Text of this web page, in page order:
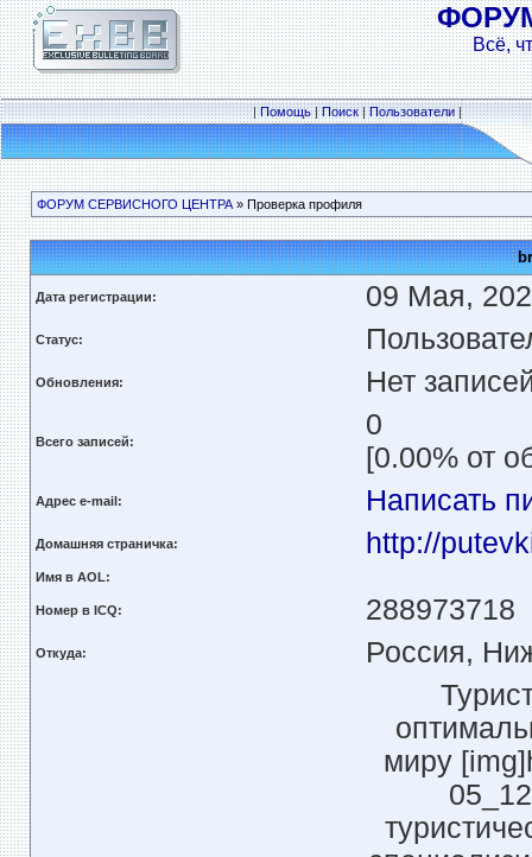
Всё,
|Помощь|Поиск|Пользователи|
ФОРУМ СЕРВИСНОГО ЦЕНТРА» Проверка профиля
Дата регистрации: 09 Мая,
Статус:
Обновления: Нет
Всего записей:
0
[0.00% от
Адрес e-mail: Написать
Домашняя страничка: http://
Имя в AOL:
Номер в ICQ: 288973718
Откуда: Россия,
миру